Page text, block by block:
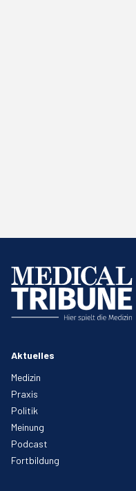
Aktuelles
Medizin
Praxis
Politik
Meinung
Podcast
Fortbildung